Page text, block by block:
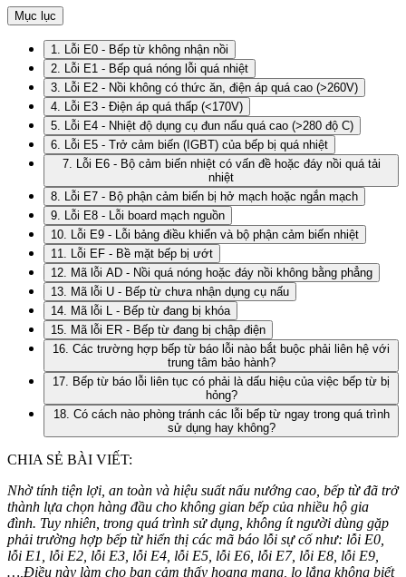
Mục lục
1. Lỗi E0 - Bếp từ không nhận nồi
2. Lỗi E1 - Bếp quá nóng lỗi quá nhiệt
3. Lỗi E2 - Nồi không có thức ăn, điện áp quá cao (>260V)
4. Lỗi E3 - Điện áp quá thấp (<170V)
5. Lỗi E4 - Nhiệt độ dụng cụ đun nấu quá cao (>280 độ C)
6. Lỗi E5 - Trở cảm biến (IGBT) của bếp bị quá nhiệt
7. Lỗi E6 - Bộ cảm biến nhiệt có vấn đề hoặc đáy nồi quá tải
nhiệt
8. Lỗi E7 - Bộ phận cảm biến bị hở mạch hoặc ngắn mạch
9. Lỗi E8 - Lỗi board mạch nguồn
10. Lỗi E9 - Lỗi bảng điều khiển và bộ phận cảm biến nhiệt
11. Lỗi EF - Bề mặt bếp bị ướt
12. Mã lỗi AD - Nồi quá nóng hoặc đáy nồi không bằng phẳng
13. Mã lỗi U - Bếp từ chưa nhận dụng cụ nấu
14. Mã lỗi L - Bếp từ đang bị khóa
15. Mã lỗi ER - Bếp từ đang bị chập điện
16. Các trường hợp bếp từ báo lỗi nào bắt buộc phải liên hệ với
trung tâm bảo hành?
17. Bếp từ báo lỗi liên tục có phải là dấu hiệu của việc bếp từ bị
hỏng?
18. Có cách nào phòng tránh các lỗi bếp từ ngay trong quá trình
sử dụng hay không?
CHIA SẺ BÀI VIẾT:
Nhờ tính tiện lợi, an toàn và hiệu suất nấu nướng cao, bếp từ đã trở
thành lựa chọn hàng đầu cho không gian bếp của nhiều hộ gia
đình. Tuy nhiên, trong quá trình sử dụng, không ít người dùng gặp
phải trường hợp bếp từ hiển thị các mã báo lỗi sự cố như: lỗi E0,
lỗi E1, lỗi E2, lỗi E3, lỗi E4, lỗi E5, lỗi E6, lỗi E7, lỗi E8, lỗi E9,
…,Điều này làm cho bạn cảm thấy hoang mang, lo lắng không biết